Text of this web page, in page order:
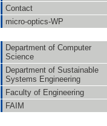
Contact
micro-optics-WP
Department of Computer
Science
Department of Sustainable
Systems Engineering
Faculty of Engineering
FAIM